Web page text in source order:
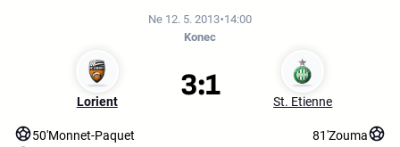
Ne 12. 5. 2013 14:00
Konec
Lorient St. Etienne
3:1
50'Monnet-Paquet
81'Zouma